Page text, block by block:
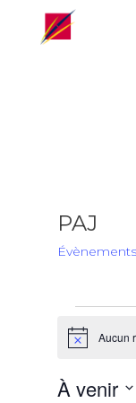
PAJ
Évènements
NoticeAucun
À venir